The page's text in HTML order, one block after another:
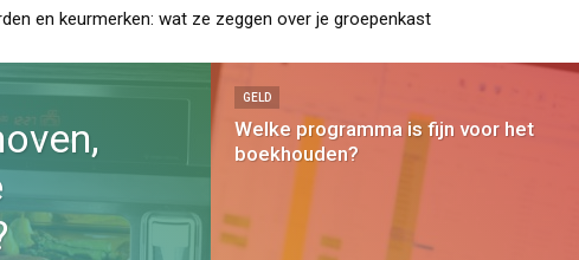
wat is het en waarom is het belangrijk?
GELD
Welke programma is fijn voor het
boekhouden?